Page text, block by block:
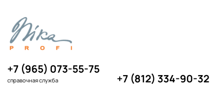
+7 (965) 073-55-75
справочная служба +7 (812) 334-90-32